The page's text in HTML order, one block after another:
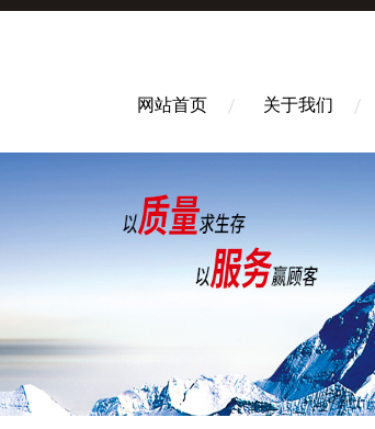
网站首页 关于我们